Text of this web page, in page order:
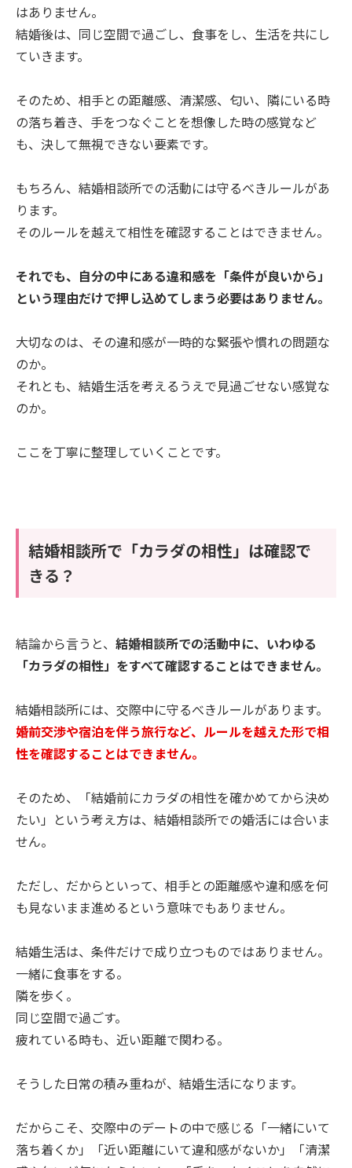
はありません。
結婚後は、同じ空間で過ごし、食事をし、生活を共にし
ていきます。
そのため、相手との距離感、清潔感、匂い、隣にいる時
の落ち着き、手をつなぐことを想像した時の感覚など
も、決して無視できない要素です。
もちろん、結婚相談所での活動には守るべきルールがあ
ります。
そのルールを越えて相性を確認することはできません。
それでも、自分の中にある違和感を「条件が良いから」
という理由だけで押し込めてしまう必要はありません。
大切なのは、その違和感が一時的な緊張や慣れの問題な
のか。
それとも、結婚生活を考えるうえで見過ごせない感覚な
のか。
ここを丁寧に整理していくことです。
結婚相談所で「カラダの相性」は確認で
きる？
結論から言うと、 結婚相談所での活動中に、いわゆる
「カラダの相性」をすべて確認することはできません。
結婚相談所には、交際中に守るべきルールがあります。
婚前交渉や宿泊を伴う旅行など、ルールを越えた形で相
性を確認することはできません。
そのため、「結婚前にカラダの相性を確かめてから決め
たい」という考え方は、結婚相談所での婚活には合いま
せん。
ただし、だからといって、相手との距離感や違和感を何
も見ないまま進めるという意味でもありません。
結婚生活は、条件だけで成り立つものではありません。
一緒に食事をする。
隣を歩く。
同じ空間で過ごす。
疲れている時も、近い距離で関わる。
そうした日常の積み重ねが、結婚生活になります。
だからこそ、交際中のデートの中で感じる「一緒にいて
落ち着くか」「近い距離にいて違和感がないか」「清潔